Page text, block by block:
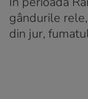
gândurile
din jur,